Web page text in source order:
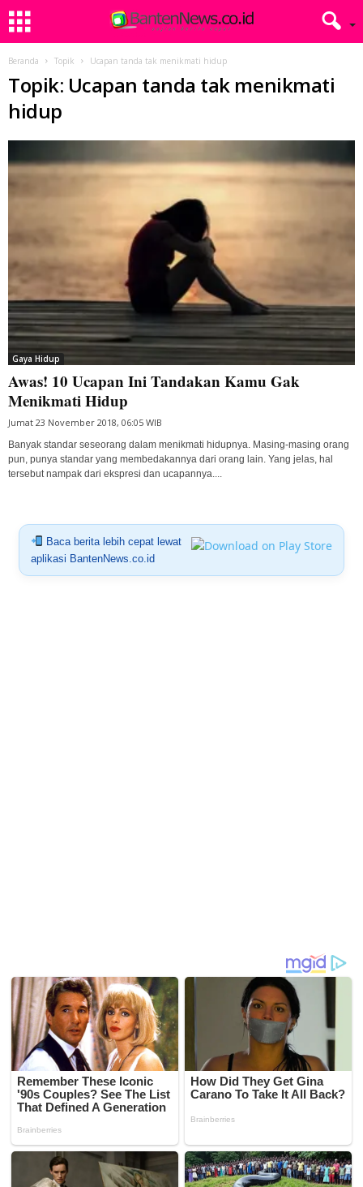
Beranda Topik Ucapan tanda tak menikmati hidup
Topik: Ucapan tanda tak menikmati
hidup
Gaya Hidup
Awas! 10 Ucapan Ini Tandakan Kamu Gak
Menikmati Hidup
Jumat 23 November 2018, 06:05 WIB
Banyak standar seseorang dalam menikmati hidupnya. Masing-masing orang
pun, punya standar yang membedakannya dari orang lain. Yang jelas, hal
tersebut nampak dari ekspresi dan ucapannya....
Baca berita lebih cepat lewat
aplikasi BantenNews.co.id